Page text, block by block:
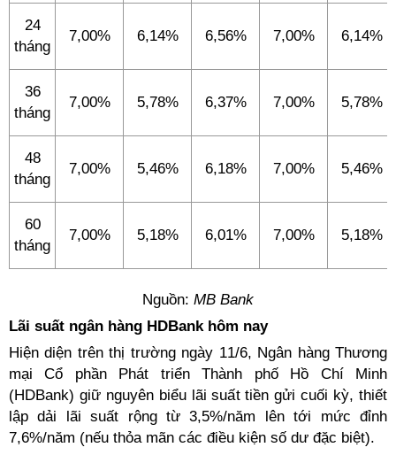
24
tháng
7,00% 6,14% 6,56% 7,00% 6,14%
36
tháng
7,00% 5,78% 6,37% 7,00% 5,78%
48
tháng
7,00% 5,46% 6,18% 7,00% 5,46%
60
tháng
7,00% 5,18% 6,01% 7,00% 5,18%
Nguồn: MB Bank
Lãi suất ngân hàng HDBank hôm nay
Hiện diện trên thị trường ngày 11/6, Ngân hàng Thương
mại Cổ phần Phát triển Thành phố Hồ Chí Minh
(HDBank) giữ nguyên biểu lãi suất tiền gửi cuối kỳ, thiết
lập dải lãi suất rộng từ 3,5%/năm lên tới mức đỉnh
7,6%/năm (nếu thỏa mãn các điều kiện số dư đặc biệt).